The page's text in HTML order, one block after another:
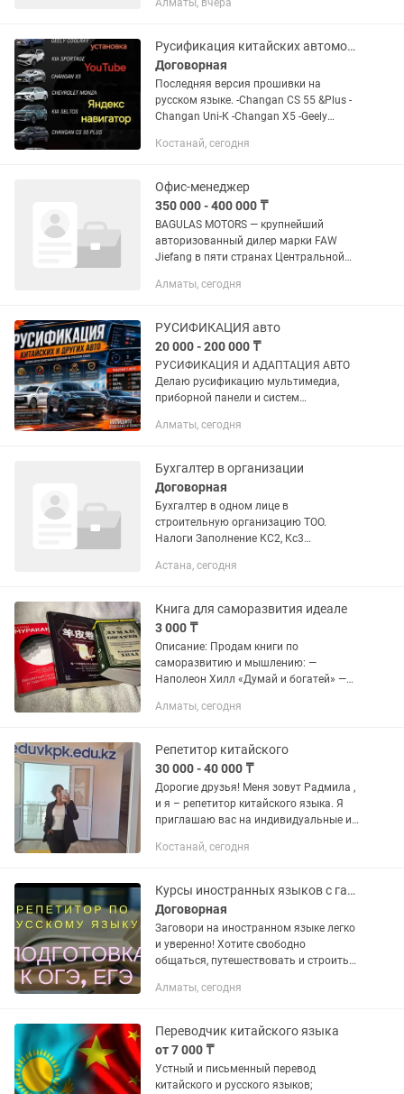
русификации автомобилей (Казахстан)
направлениями: 1....
Алматы, вчера
Русификация китайских автомобилей
Договорная
Последняя версия прошивки на
русском языке. -Changan CS 55 &Plus -
Changan Uni-К -Changan X5 -Geely
+с русификацией будет установка
Костанай, сегодня
Офис-менеджер
350 000 - 400 000 ₸
BAGULAS MOTORS — крупнейший
авторизованный дилер марки FAW
Jiefang в пяти странах Центральной
обеспечиваем трансграничную
развитием и...
Алматы, сегодня
РУСИФИКАЦИЯ авто
20 000 - 200 000 ₸
РУСИФИКАЦИЯ И АДАПТАЦИЯ АВТО
Делаю русификацию мультимедиа,
приборной панели и систем
Работаю с авто: Changan BYD Deepal
Алматы, сегодня
Бухгалтер в организации
Договорная
Бухгалтер в одном лице в
строительную организацию ТОО.
Налоги Заполнение КС2, Кс3
эсф Офлайн Знание китайского языка
Астана, сегодня
Книга для саморазвития идеале
3 000 ₸
Описание: Продам книги по
саморазвитию и мышлению: —
Наполеон Хилл «Думай и богатей» —
китайском языке (саморазвитие)
без серьезных...
Алматы, сегодня
Репетитор китайского
30 000 - 40 000 ₸
Дорогие друзья! Меня зовут Радмила ,
и я – репетитор китайского языка. Я
приглашаю вас на индивидуальные и
вам овладеть этим уникальным и
Костанай, сегодня
Курсы иностранных языков с гарантией результата
Договорная
Заговори на иностранном языке легко
и уверенно! Хотите свободно
общаться, путешествовать и строить
курсы помогут: начать обучение с нуля
Алматы, сегодня
Переводчик китайского языка
от 7 000 ₸
Устный и письменный перевод
китайского и русского языков;